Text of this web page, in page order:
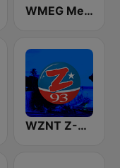
WMEG Mega 106.9 FM
WZNT Z-93 FM